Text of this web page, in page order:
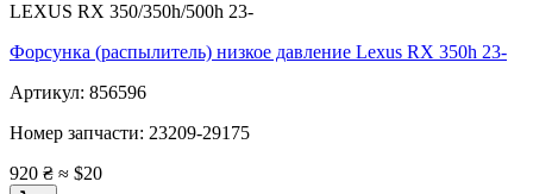
LEXUS RX 350/350h/500h 23-
Форсунка (распылитель) низкое давление Lexus RX 350h 23-
Артикул: 856596
Номер запчасти: 23209-29175
920 ₴ ≈ $20